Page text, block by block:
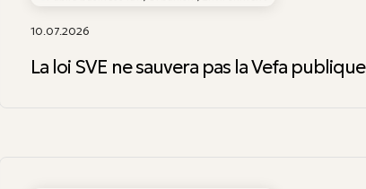
10.07.2026
La loi SVE ne sauvera pas la Vefa publique